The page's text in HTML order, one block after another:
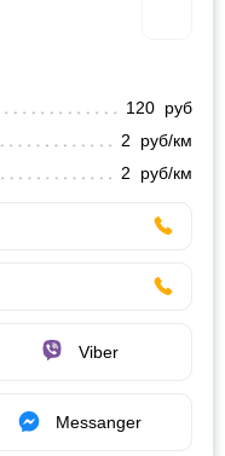
120 руб
2 руб/км
2 руб/км
Viber
Messanger